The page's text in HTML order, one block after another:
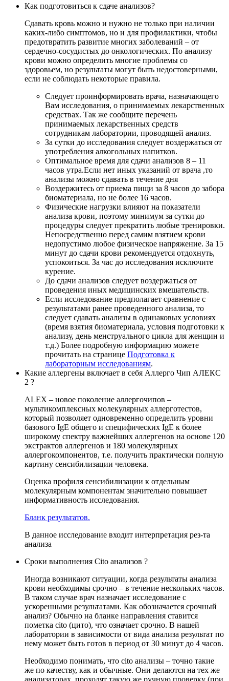
Как подготовиться к сдаче анализов?
Сдавать кровь можно и нужно не только при наличии
каких-либо симптомов, но и для профилактики, чтобы
предотвратить развитие многих заболеваний – от
сердечно-сосудистых до онкологических. По анализу
крови можно определить многие проблемы со
здоровьем, но результаты могут быть недостоверными,
если не соблюдать некоторые правила.
Следует проинформировать врача, назначающего
Вам исследования, о принимаемых лекарственных
средствах. Так же сообщите перечень
принимаемых лекарственных средств
сотрудникам лаборатории, проводящей анализ.
За сутки до исследования следует воздержаться от
употребления алкогольных напитков.
Оптимальное время для сдачи анализов 8 – 11
часов утра.Если нет иных указаний от врача ,то
анализы можно сдавать в течение дня
Воздержитесь от приема пищи за 8 часов до забора
биоматериала, но не более 16 часов.
Физические нагрузки влияют на показатели
анализа крови, поэтому минимум за сутки до
процедуры следует прекратить любые тренировки.
Непосредственно перед самим взятием крови
недопустимо любое физическое напряжение. За 15
минут до сдачи крови рекомендуется отдохнуть,
успокоиться. За час до исследования исключите
курение.
До сдачи анализов следует воздержаться от
проведения иных медицинских вмешательств.
Если исследование предполагает сравнение с
результатами ранее проведенного анализа, то
следует сдавать анализы в одинаковых условиях
(время взятия биоматериала, условия подготовки к
анализу, день менструального цикла для женщин и
т.д.) Более подробную информацию можете
прочитать на странице Подготовка к
лабораторным исследованиям.
Какие аллергены включает в себя Аллерго Чип АЛЕКС
2 ?
ALEX – новое поколение аллергочипов –
мультикомплексных молекулярных аллерготестов,
который позволяет одновременно определить уровни
базового IgE общего и специфических IgE к более
широкому спектру важнейших аллергенов на основе 120
экстрактов аллергенов и 180 молекулярных
аллергокомпонентов, т.е. получить практически полную
картину сенсибилизации человека.
Оценка профиля сенсибилизации к отдельным
молекулярным компонентам значительно повышает
информативность исследования.
Бланк результатов.
В данное исследование входит интерпретация рез-та
анализа
Сроки выполнения Cito анализов ?
Иногда возникают ситуации, когда результаты анализа
крови необходимы срочно – в течение нескольких часов.
В таком случае врач назначает исследование с
ускоренными результатами. Как обозначается срочный
анализ? Обычно на бланке направления ставится
пометка cito (цито), что означает срочно. В нашей
лаборатории в зависимости от вида анализа результат по
нему может быть готов в период от 30 минут до 4 часов.
Необходимо понимать, что cito анализы – точно такие
же по качеству, как и обычные. Они делаются на тех же
анализаторах, проходят такую же ручную проверку (при